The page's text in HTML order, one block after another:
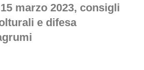
marzo 2023, consigli
e difesa